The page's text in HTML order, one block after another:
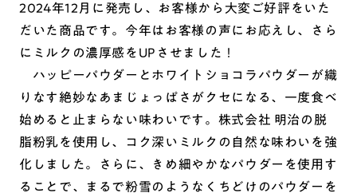
2024年12月に発売し、お客様から大変ご好評をいた
だいた商品です。今年はお客様の声にお応えし、さら
にミルクの濃厚感をUPさせました！
ハッピーパウダーとホワイトショコラパウダーが織
りなす絶妙なあまじょっぱさがクセになる、一度食べ
始めると止まらない味わいです。株式会社 明治の脱
脂粉乳を使用し、コク深いミルクの自然な味わいを強
化しました。さらに、きめ細やかなパウダーを使用す
ることで、まるで粉雪のようなくちどけのパウダーを